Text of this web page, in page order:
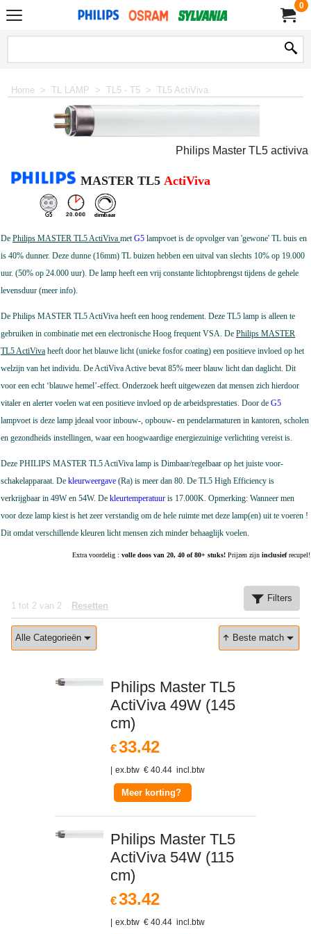
0
Home > TL LAMP > TL5 - T5 > TL5 ActiViva
Philips Master TL5 activiva
MASTER TL5 ActiViva
De Philips MASTER TL5 ActiViva met G5 lampvoet is de opvolger van 'gewone' TL buis en
is 40% dunner. Deze dunne (16mm) TL buizen hebben een uitval van slechts 10% op 19.000
uur. (50% op 24.000 uur). De lamp heeft een vrij constante lichtopbrengst tijdens de gehele
levensduur (meer info).
De Philips MASTER TL5 ActiViva heeft een hoog rendement. Deze TL5 lamp is alleen te
gebruiken in combinatie met een electronische Hoog frequent VSA. De Philips MASTER
TL5 ActiViva heeft door het blauwe licht (unieke fosfor coating) een positieve invloed op het
welzijn van het individu. De ActiViva Active bevat 85% meer blauw licht dan daglicht. Dit
voor een echt ‘blauwe hemel’-effect. Onderzoek heeft uitgewezen dat mensen zich hierdoor
vitaler en alerter voelen wat een positieve invloed op de arbeidsprestaties. Door de G5
lampvoet is deze lamp ideaal voor inbouw-, opbouw- en pendelarmaturen in kantoren, scholen
en gezondheids instellingen, waar een hoogwaardige energiezuinige verlichting vereist is.
Deze PHILIPS MASTER TL5 ActiViva lamp is Dimbaar/regelbaar op het juiste voor-
schakelapparaat. De kleurweergave (Ra) is meer dan 80. De TL5 High Efficiency is
verkrijgbaar in 49W en 54W. De kleurtemperatuur is 17.000K. Opmerking: Wanneer men
voor deze lamp kiest is het zeer verstandig om de hele ruimte met deze lamp(en) uit te voeren !
Dit omdat verschillende kleuren licht mensen zich minder behaaglijk voelen.
Extra voordelig : volle doos van 20, 40 of 80+ stuks! Prijzen zijn inclusiefrecupel!
1 tot 2 van 2 Resetten
Filters
Alle Categorieën Beste match
Philips Master TL5
ActiViva 49W (145
cm)
€33.42
ex.btw € 40.44 incl.btw
Meer korting?
Philips Master TL5
ActiViva 54W (115
cm)
€33.42
ex.btw € 40.44 incl.btw